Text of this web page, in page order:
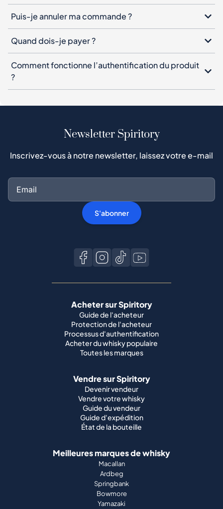
Puis-je annuler ma commande ?
Quand dois-je payer ?
Comment fonctionne l’authentification du produit
?
Newsletter Spiritory
Inscrivez-vous à notre newsletter, laissez votre e-mail
S'abonner
Acheter sur Spiritory
Guide de l'acheteur
Protection de l'acheteur
Processus d'authentification
Acheter du whisky populaire
Toutes les marques
Vendre sur Spiritory
Devenir vendeur
Vendre votre whisky
Guide du vendeur
Guide d'expédition
État de la bouteille
Meilleures marques de whisky
Macallan
Ardbeg
Springbank
Bowmore
Yamazaki